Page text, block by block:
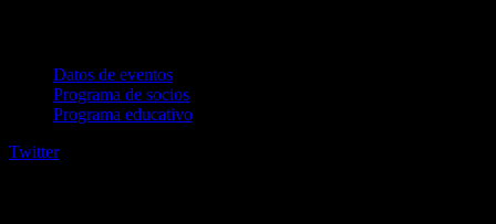
Datos de eventos
Programa de socios
Programa educativo
Twitter